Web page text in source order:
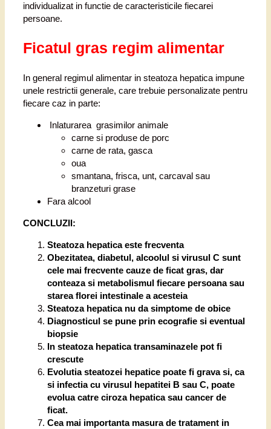
individualizat in functie de caracteristicile fiecarei
persoane.
Ficatul gras regim alimentar
In general regimul alimentar in steatoza hepatica impune
unele restrictii generale, care trebuie personalizate pentru
fiecare caz in parte:
Inlaturarea grasimilor animale
carne si produse de porc
carne de rata, gasca
oua
smantana, frisca, unt, carcaval sau
branzeturi grase
Fara alcool
CONCLUZII:
Steatoza hepatica este frecventa
Obezitatea, diabetul, alcoolul si virusul C sunt
cele mai frecvente cauze de ficat gras, dar
conteaza si metabolismul fiecare persoana sau
starea florei intestinale a acesteia
Steatoza hepatica nu da simptome de obice
Diagnosticul se pune prin ecografie si eventual
biopsie
In steatoza hepatica transaminazele pot fi
crescute
Evolutia steatozei hepatice poate fi grava si, ca
si infectia cu virusul hepatitei B sau C, poate
evolua catre ciroza hepatica sau cancer de
ficat.
Cea mai importanta masura de tratament in